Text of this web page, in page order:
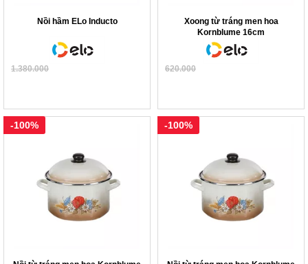
Nồi hầm ELo Inducto
1.380.000
Xoong từ tráng men hoa
Kornblume 16cm
620.000
-100% -100%